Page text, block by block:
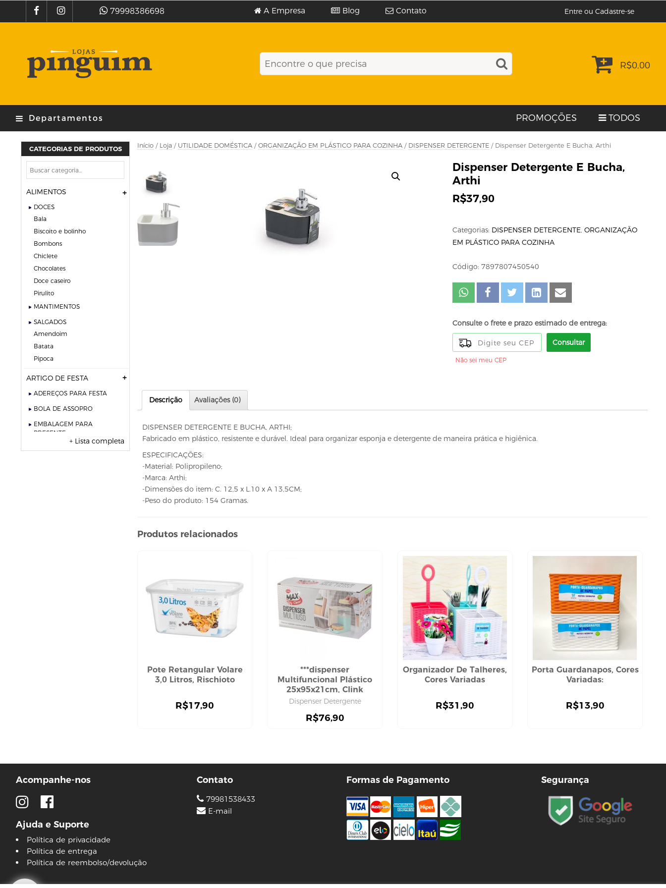
79998386698 A Empresa Blog Contato Entre ou Cadastre-se
R$0,00
Departamentos PROMOÇÕES TODOS
Início / Loja / UTILIDADE DOMÉSTICA / ORGANIZAÇÃO EM PLÁSTICO PARA COZINHA / DISPENSER DETERGENTE / Dispenser Detergente E Bucha, Arthi
Dispenser Detergente E Bucha,
Arthi
R$37,90
Categorias: DISPENSER DETERGENTE, ORGANIZAÇÃO
EM PLÁSTICO PARA COZINHA
Código: 7897807450540
Consulte o frete e prazo estimado de entrega:
Consultar
Não sei meu CEP
Descrição Avaliações (0)
DISPENSER DETERGENTE E BUCHA, ARTHI;
Fabricado em plástico, resistente e durável. Ideal para organizar esponja e detergente de maneira prática e higiênica.
ESPECIFICAÇÕES:
-Material: Polipropileno;
-Marca: Arthi;
-Dimensões do item: C. 12,5 x L.10 x A 13,5CM;
-Peso do produto: 154 Gramas.
Produtos relacionados
Pote Retangular Volare
3,0 Litros, Rischioto
R$17,90
***dispenser
Multifuncional Plástico
25x95x21cm, Clink
Dispenser Detergente
R$76,90
Organizador De Talheres,
Cores Variadas
R$31,90
Porta Guardanapos, Cores
Variadas:
R$13,90
CATEGORIAS DE PRODUTOS
ALIMENTOS
DOCES
bala
biscoito e bolinho
bombons
chiclete
chocolates
doce caseiro
pirulito
MANTIMENTOS
SALGADOS
amendoim
batata
pipoca
ARTIGO DE FESTA
ADEREÇOS PARA FESTA
BOLA DE ASSOPRO
EMBALAGEM PARA
PRESENTE
cera
DESODORANTE
HIGIENE BOCAL
HIGIENE ÍNTIMA
absorvente
lenço umedecido
HIGIENE PESSOAL
+ Lista completa
Acompanhe-nos
Ajuda e Suporte
Política de privacidade
Política de entrega
Política de reembolso/devolução
Contato
79981538433
E-mail
Formas de Pagamento Segurança